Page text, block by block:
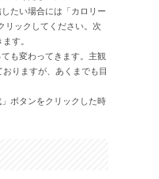
たい場合には「カロリー
リックしてください。次
す。
も変わってきます。主観
りますが、あくまでも目
ボタンをクリックした時